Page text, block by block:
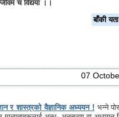
च विद्यया ।।
बाँकी
07
र शास्त्रको वैज्ञानिक अध्ययन ! भन्ने